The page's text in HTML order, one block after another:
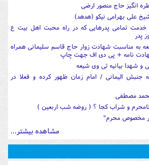
انگیز حاج منصور ارضی
شیخ علی بهرامی نیکو (هدهد)
خدمت تمامی پدرهایی که در راه محبت اهل بیت ع
پدر
به مناسبت شهادت زوار حاج قاسم سلیمانی همراه
نامه + پی دی اف جهت چاپ
و شهدا بیانیه تی وی شیعه
جنبش الیمانی / امام زمان ظهور کرده و فعلا در
محمد مصطفی
نامحرم و شراب کجا ؟ ( روضه شب اربعین )
مخصوص محرم"
مشاهده بیشتر...